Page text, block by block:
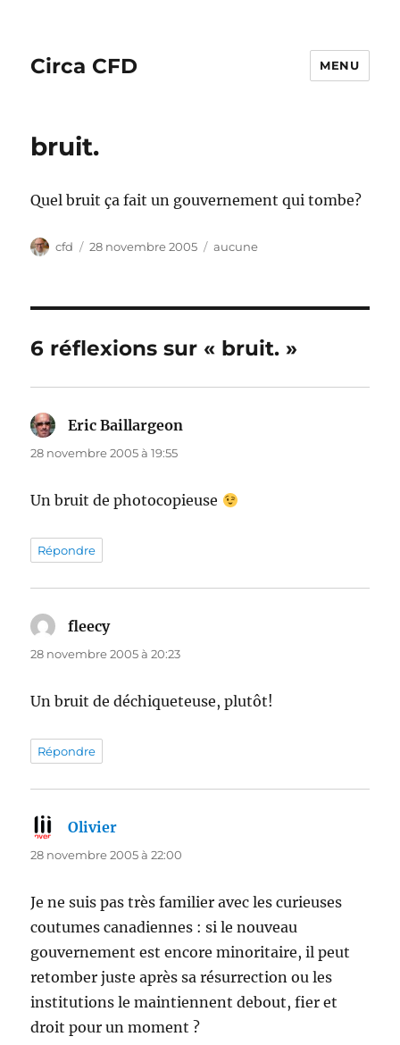
Circa CFD MENU
bruit.
Quel bruit ça fait un gouvernement qui tombe?
Auteur
cfd
Publié
28 novembre 2005 Catégories
aucune
6 réflexions sur « bruit. »
Eric Baillargeon
28 novembre 2005 à 19:55
Un bruit de photocopieuse
Répondre
fleecydit :
28 novembre 2005 à 20:23
Un bruit de déchiqueteuse, plutôt!
Répondre
Olivier
28 novembre 2005 à 22:00
Je ne suis pas très familier avec les curieuses
coutumes canadiennes : si le nouveau
gouvernement est encore minoritaire, il peut
retomber juste après sa résurrection ou les
institutions le maintiennent debout, fier et
droit pour un moment ?